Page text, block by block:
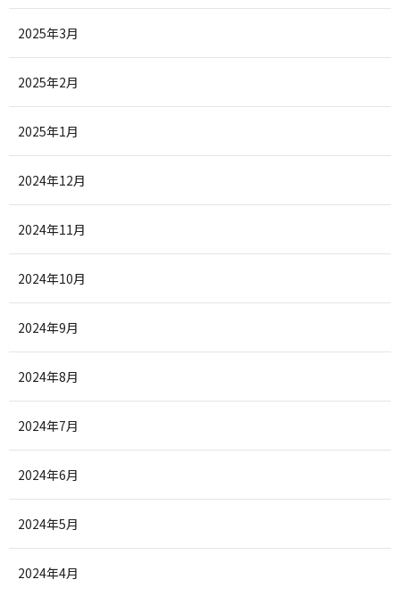
2025年3月
2025年2月
2025年1月
2024年12月
2024年11月
2024年10月
2024年9月
2024年8月
2024年7月
2024年6月
2024年5月
2024年4月